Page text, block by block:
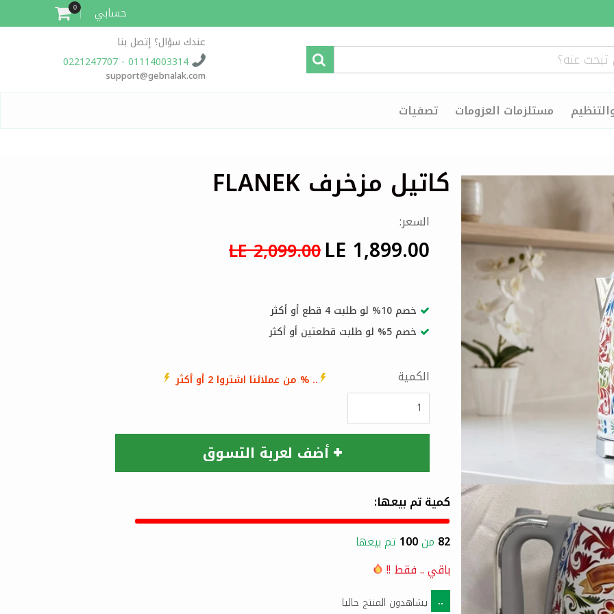
حسابي 0
عندك سؤال؟ إتصل بنا
01114003314 - 0221247707
support@gebnalak.com
مستلزمات العزومات تصفيات
كاتيل مزخرف FLANEK
السعر:
LE 1,899.00
LE 2,099.00
خصم 10% لو طلبت 4 قطع أو أكثر
خصم 5% لو طلبت قطعتين أو أكثر
الكمية .. % من عملائنا اشتروا 2 أو أكثر
أضف لعربة التسوق
كمية تم بيعها:
82 من100 تم بيعها
باقي..فقط !!
.. يشاهدون المنتج حاليا